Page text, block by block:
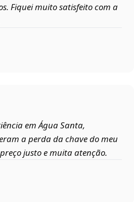
Fiquei muito satisfeito com a
em Água Santa,
a perda da chave do meu
justo e muita atenção.